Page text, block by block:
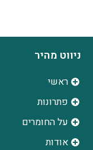
ניווט מהיר
ראשי
פתרונות
על החומרים
אודות